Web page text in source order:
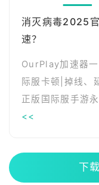
消灭病毒2025
速？
OurPlay加速器
际服卡顿|掉线、
正版国际服手游
<<
下